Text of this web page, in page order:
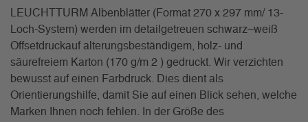
LEUCHTTURM Albenblätter (Format 270 x 297 mm/ 13-
Loch-System) werden im detailgetreuen schwarz–weiß
Offsetdruckauf alterungsbeständigem, holz- und
säurefreiem Karton (170 g/m 2 ) gedruckt. Wir verzichten
bewusst auf einen Farbdruck. Dies dient als
Orientierungshilfe, damit Sie auf einen Blick sehen, welche
Marken Ihnen noch fehlen. In der Größe des